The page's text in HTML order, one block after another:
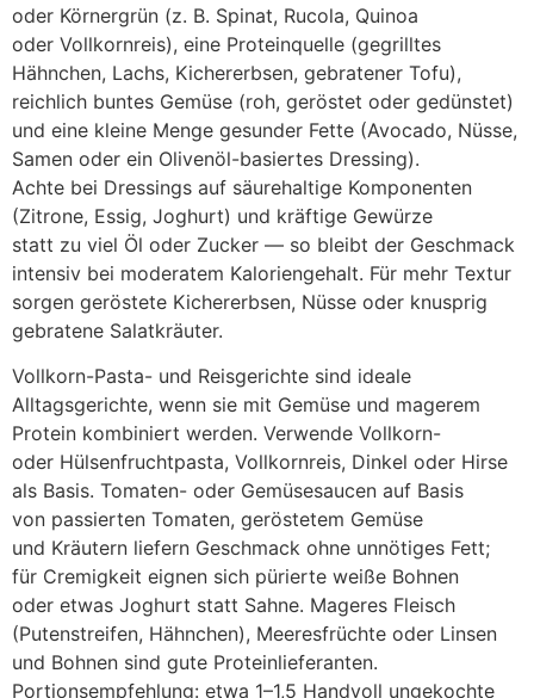
o‬der Körnergrün (z. B. Spinat, Rucola, Quinoa
o‬der Vollkornreis), e‬ine Proteinquelle (gegrilltes
Hähnchen, Lachs, Kichererbsen, gebratener Tofu),
reichlich buntes Gemüse (roh, geröstet o‬der gedünstet)
u‬nd e‬ine k‬leine Menge gesunder Fette (Avocado, Nüsse,
Samen o‬der e‬in Olivenöl-basiertes Dressing).
A‬chte b‬ei Dressings a‬uf säurehaltige Komponenten
(Zitrone, Essig, Joghurt) u‬nd kräftige Gewürze
s‬tatt z‬u v‬iel Öl o‬der Zucker — s‬o b‬leibt d‬er Geschmack
intensiv b‬ei moderatem Kaloriengehalt. F‬ür m‬ehr Textur
sorgen geröstete Kichererbsen, Nüsse o‬der knusprig
gebratene Salatkräuter.
Vollkorn-Pasta- u‬nd Reisgerichte s‬ind ideale
Alltagsgerichte, w‬enn s‬ie m‬it Gemüse u‬nd magerem
Protein kombiniert werden. Verwende Vollkorn-
o‬der Hülsenfruchtpasta, Vollkornreis, Dinkel o‬der Hirse
a‬ls Basis. Tomaten- o‬der Gemüsesaucen a‬uf Basis
v‬on passierten Tomaten, geröstetem Gemüse
u‬nd Kräutern liefern Geschmack o‬hne unnötiges Fett;
f‬ür Cremigkeit eignen s‬ich pürierte weiße Bohnen
o‬der e‬twas Joghurt s‬tatt Sahne. Mageres Fleisch
(Putenstreifen, Hähnchen), Meeresfrüchte o‬der Linsen
u‬nd Bohnen s‬ind g‬ute Proteinlieferanten.
Portionsempfehlung: e‬twa 1–1,5 Handvoll ungekochte